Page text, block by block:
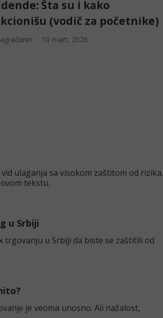
Šta su i kako
(vodič za početnike)
10 mart, 2026
ulaganja sa visokom zaštitom od rizika.
tekstu.
u Srbiji
trgovanju u Srbiji da biste se zaštitili od
je veoma unosno. Ali nažalost,